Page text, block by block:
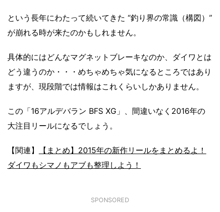
という長年にわたって続いてきた “釣り界の常識（構図）”
が崩れる時が来たのかもしれません。
具体的にはどんなマグネットブレーキなのか、ダイワとは
どう違うのか・・・めちゃめちゃ気になるところではあり
ますが、現段階では情報はこれくらいしかありません。
この「16アルデバラン BFS XG」、間違いなく2016年の
大注目リールになるでしょう。
【関連】
【まとめ】2015年の新作リールをまとめるよ！
ダイワもシマノもアブも整理しよう！
SPONSORED